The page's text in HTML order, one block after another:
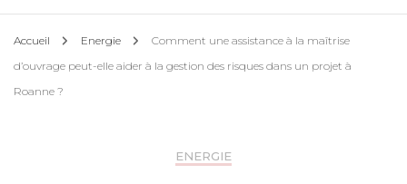
Accueil Energie
Comment une assistance à la maîtrise
d’ouvrage peut-elle aider à la gestion des risques dans un projet à
Roanne ?
ENERGIE